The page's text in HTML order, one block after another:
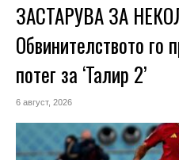
ЗАСТАРУВА ЗА
Обвинителството го
потег за ‘Талир 2’
6 август, 2026